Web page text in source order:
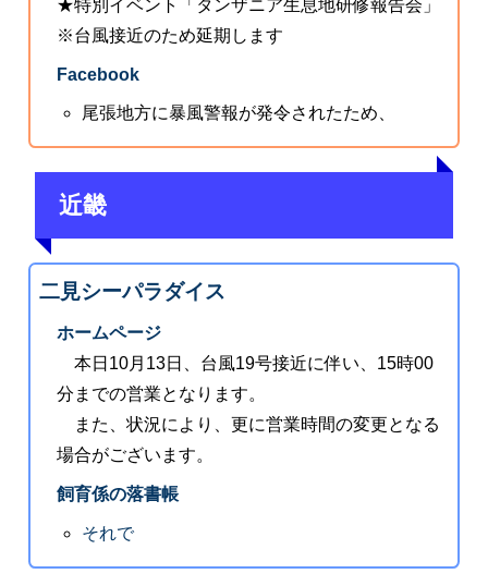
★特別イベント「タンザニア生息地研修報告会」
※台風接近のため延期します
Facebook
尾張地方に暴風警報が発令されたため、
近畿
二見シーパラダイス
ホームページ
本日10月13日、台風19号接近に伴い、15時00
分までの営業となります。
また、状況により、更に営業時間の変更となる
場合がございます。
飼育係の落書帳
それで